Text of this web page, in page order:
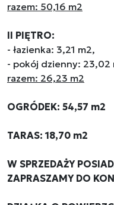
razem: 50,16 m2
II PIĘTRO:
- łazienka: 3,21 m2,
- pokój dzienny: 23,02
razem: 26,23 m2
OGRÓDEK: 54,57 m2
TARAS: 18,70 m2
W SPRZEDAŻY
ZAPRASZAMY DO